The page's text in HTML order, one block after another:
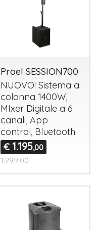
Proel SESSION700
NUOVO! Sistema a
colonna 1400W,
MIxer Digitale a 6
canali, App
control, Bluetooth
€ 1.195,00
1.299,00